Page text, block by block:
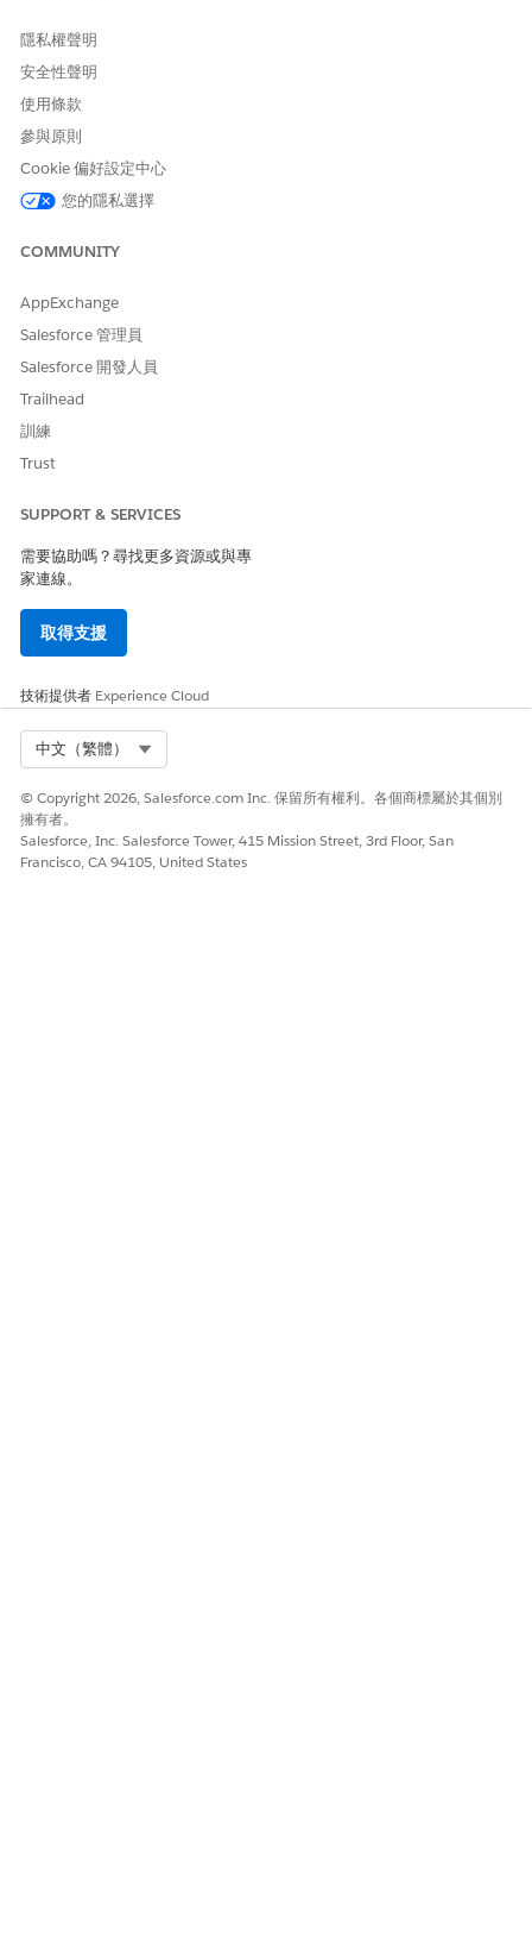
隱私權聲明
安全性聲明
使用條款
參與原則
Cookie 偏好設定中心
您的隱私選擇
COMMUNITY
AppExchange
Salesforce 管理員
Salesforce 開發人員
Trailhead
訓練
Trust
SUPPORT & SERVICES
需要協助嗎？尋找更多資源或與專
家連線。
取得支援
技術提供者 Experience Cloud
中文（繁體）
© Copyright 2026, Salesforce.com Inc. 保留所有權利。各個商標屬於其個別
擁有者。
Salesforce, Inc. Salesforce Tower, 415 Mission Street, 3rd Floor, San
Francisco, CA 94105, United States